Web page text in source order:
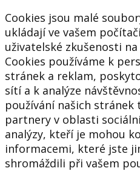
Cookies jsou malé
ukládají ve vašem
uživatelské zkušenosti
Cookies používáme k
stránek a reklam,
sítí a k analýze
používání našich stránek
partnery v oblasti
analýzy, kteří je mohou
informacemi, které jste
shromáždili při vašem